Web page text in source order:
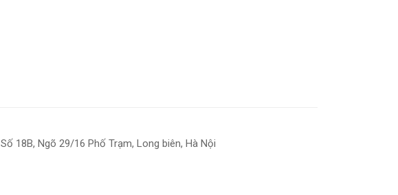
Số 18B, Ngõ 29/16 Phố Trạm, Long biên, Hà Nội